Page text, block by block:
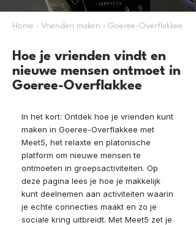
Home › Vrienden maken › Goeree-Overflakkee
Hoe je vrienden vindt en
nieuwe mensen ontmoet in
Goeree-Overflakkee
In het kort: Ontdek hoe je vrienden kunt
maken in Goeree-Overflakkee met
Meet5, het relaxte en platonische
platform om nieuwe mensen te
ontmoeten in groepsactiviteiten. Op
deze pagina lees je hoe je makkelijk
kunt deelnemen aan activiteiten waarin
je echte connecties maakt en zo je
sociale kring uitbreidt. Met Meet5 zet je